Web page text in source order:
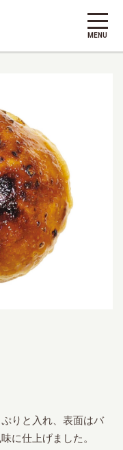
りと入れ、表面はバ
に仕上げました。